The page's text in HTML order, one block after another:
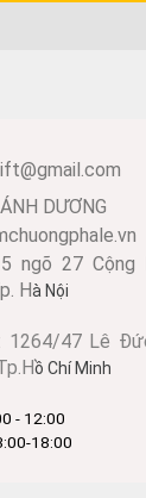
DƯƠNG
ngõ 27 Cộng
Hà Nội
: 1264/47 Lê
ồ Chí Minh
- 12:00
18:00